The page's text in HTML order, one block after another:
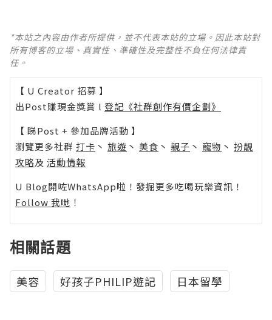
*本站之內容由作者所提供，並不代表本站的立場。因此本站對
所有博客的立場、真實性、準確性及完整性不負任何法律責
任。
【 U Creator 招募 】
出Post賺現金獎賞 l 登記《社群創作有價企劃》
【 睇Post + 參加品牌活動 】
瀏覽更多社群 打卡 丶 旅遊 丶 美食 丶 親子 丶 寵物 丶 扮靚
攻略及 活動情報
U Blog開咗WhatsApp啦！發掘更多吃喝玩樂資訊！
Follow 我哋 ！
相關話題
美容 好孩子PHILIP遊記 日本留學